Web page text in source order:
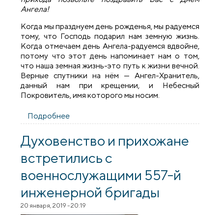
Ангела!
Когда мы празднуем день рожденья, мы радуемся
тому, что Господь подарил нам земную жизнь.
Когда отмечаем день Ангела-радуемся вдвойне,
потому что этот день напоминает нам о том,
что наша земная жизнь-это путь к жизни вечной.
Верные спутники на нём — Ангел-Хранитель,
данный нам при крещении, и Небесный
Покровитель, имя которого мы носим.
Подробнее
Авсиевича с Днем Ангела!
Духовенство и прихожане
встретились с
военнослужащими 557-й
инженерной бригады
20 января, 2019 - 20:19